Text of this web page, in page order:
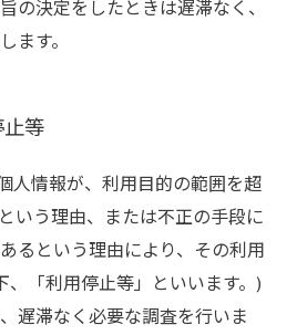
の決定をしたときは遅滞なく、
ます。
等
人情報が、利用目的の範囲を超
いう理由、または不正の手段に
るという理由により、その利用
、「利用停止等」といいます。)
遅滞なく必要な調査を行いま